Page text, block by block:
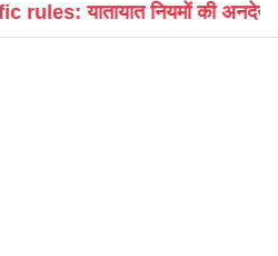
पर पुलिस की सख्ती, स्कूली